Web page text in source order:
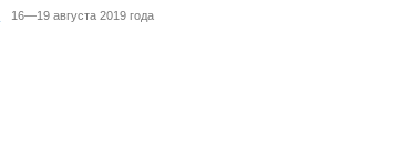
16—19 августа 2019 года